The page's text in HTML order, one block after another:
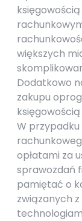
większych
Dodatkowo
zakupu
W przypadku
opłatami za
sprawozdań
pamiętać o
związanych